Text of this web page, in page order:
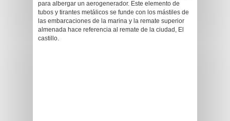
para albergar un aerogenerador. Este elemento de
tubos y tirantes metálicos se funde con los mástiles de
las embarcaciones de la marina y la remate superior
almenada hace referencia al remate de la ciudad, El
castillo.